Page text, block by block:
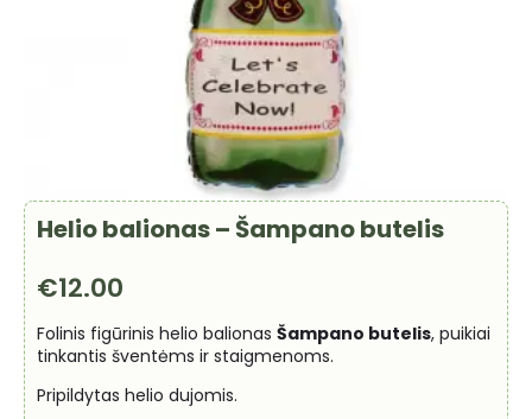
Helio balionas – Šampano butelis
€12.00
Folinis figūrinis helio balionas Šampano butelis, puikiai
tinkantis šventėms ir staigmenoms.
Pripildytas helio dujomis.